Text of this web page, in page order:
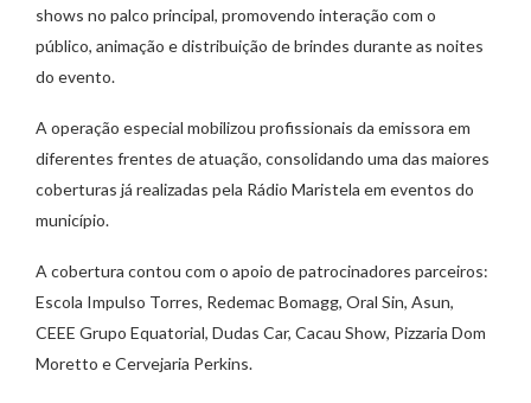
shows no palco principal, promovendo interação com o
público, animação e distribuição de brindes durante as noites
do evento.
A operação especial mobilizou profissionais da emissora em
diferentes frentes de atuação, consolidando uma das maiores
coberturas já realizadas pela Rádio Maristela em eventos do
município.
A cobertura contou com o apoio de patrocinadores parceiros:
Escola Impulso Torres, Redemac Bomagg, Oral Sin, Asun,
CEEE Grupo Equatorial, Dudas Car, Cacau Show, Pizzaria Dom
Moretto e Cervejaria Perkins.